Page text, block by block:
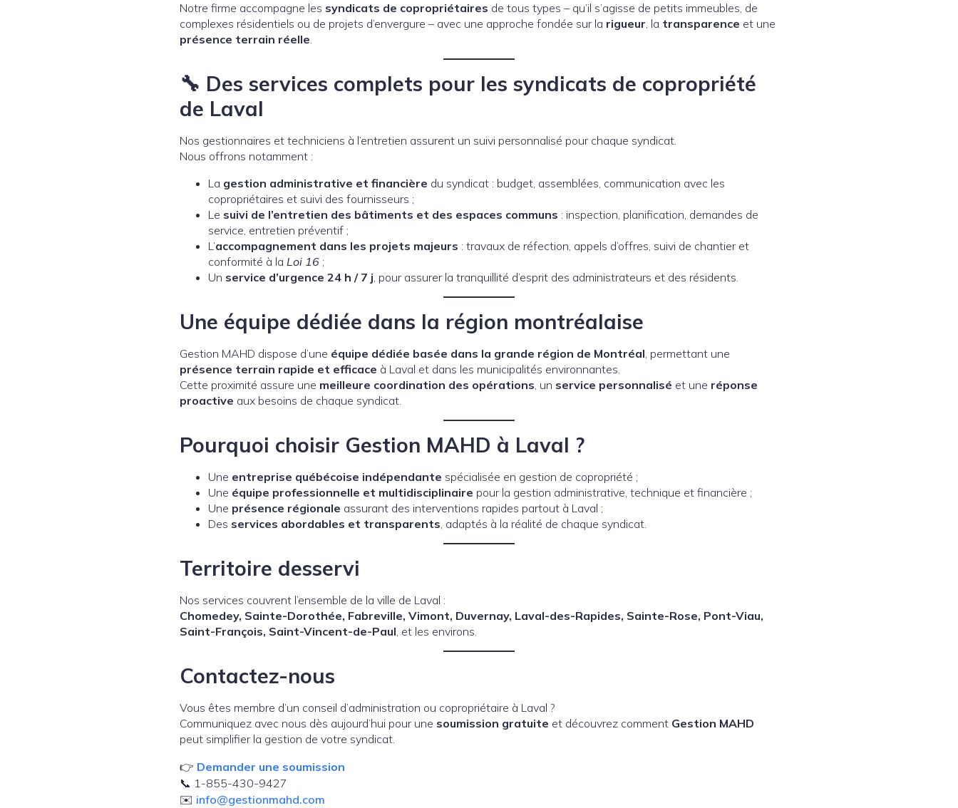
Notre firme accompagne les syndicats de copropriétaires de tous types – qu’il s’agisse de petits immeubles, de
complexes résidentiels ou de projets d’envergure – avec une approche fondée sur la rigueur, la transparence et une
présence terrain réelle.
🔧 Des services complets pour les syndicats de copropriété
de Laval
Nos gestionnaires et techniciens à l’entretien assurent un suivi personnalisé pour chaque syndicat.
Nous offrons notamment :
La gestion administrative et financière du syndicat : budget, assemblées, communication avec les
copropriétaires et suivi des fournisseurs ;
Le suivi de l’entretien des bâtiments et des espaces communs : inspection, planification, demandes de
service, entretien préventif ;
L’accompagnement dans les projets majeurs : travaux de réfection, appels d’offres, suivi de chantier et
conformité à la Loi 16 ;
Un service d’urgence 24 h / 7 j, pour assurer la tranquillité d’esprit des administrateurs et des résidents.
Une équipe dédiée dans la région montréalaise
Gestion MAHD dispose d’une équipe dédiée basée dans la grande région de Montréal, permettant une
présence terrain rapide et efficace à Laval et dans les municipalités environnantes.
Cette proximité assure une meilleure coordination des opérations, un service personnalisé et une réponse
proactive aux besoins de chaque syndicat.
Pourquoi choisir Gestion MAHD à Laval ?
Une entreprise québécoise indépendante spécialisée en gestion de copropriété ;
Une équipe professionnelle et multidisciplinaire pour la gestion administrative, technique et financière ;
Une présence régionale assurant des interventions rapides partout à Laval ;
Des services abordables et transparents, adaptés à la réalité de chaque syndicat.
Territoire desservi
Nos services couvrent l’ensemble de la ville de Laval :
Chomedey, Sainte-Dorothée, Fabreville, Vimont, Duvernay, Laval-des-Rapides, Sainte-Rose, Pont-Viau,
Saint-François, Saint-Vincent-de-Paul, et les environs.
Contactez-nous
Vous êtes membre d’un conseil d’administration ou copropriétaire à Laval ?
Communiquez avec nous dès aujourd’hui pour une soumission gratuite et découvrez comment Gestion MAHD
peut simplifier la gestion de votre syndicat.
👉 Demander une soumission
📞 1-855-430-9427
✉️ info@gestionmahd.com